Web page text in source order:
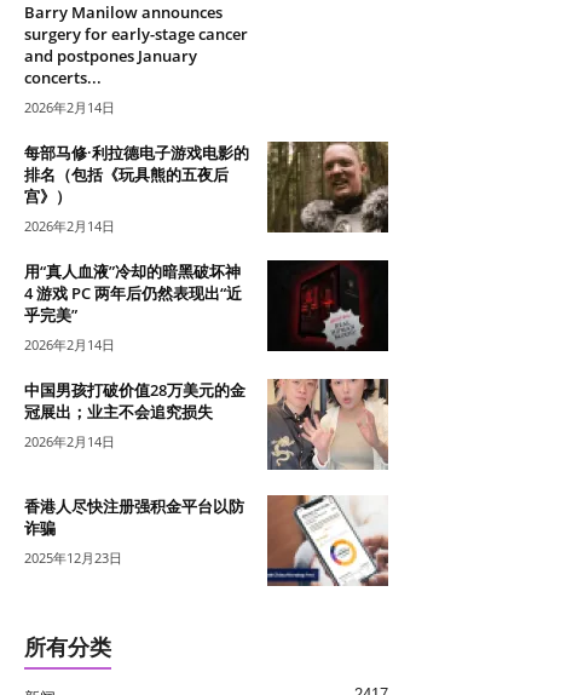
Barry Manilow announces
surgery for early-stage cancer
and postpones January
concerts...
2026年2月14日
每部马修·利拉德电子游戏电影的
排名（包括《玩具熊的五夜后
宫》）
2026年2月14日
用“真人血液”冷却的暗黑破坏神
4 游戏 PC 两年后仍然表现出“近
乎完美”
2026年2月14日
中国男孩打破价值28万美元的金
冠展出；业主不会追究损失
2026年2月14日
香港人尽快注册强积金平台以防
诈骗
2025年12月23日
所有分类